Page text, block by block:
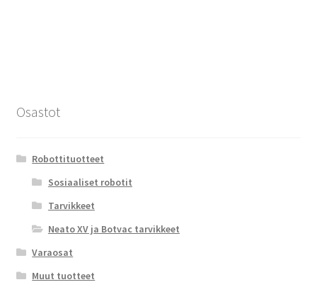
Osastot
Robottituotteet
Sosiaaliset robotit
Tarvikkeet
Neato XV ja Botvac tarvikkeet
Varaosat
Muut tuotteet